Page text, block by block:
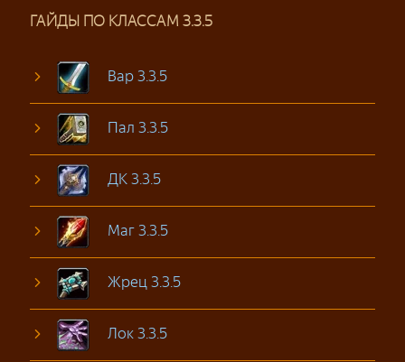
ГАЙДЫ ПО КЛАССАМ 3.3.5
Вар 3.3.5
Пал 3.3.5
ДК 3.3.5
Маг 3.3.5
Жрец 3.3.5
Лок 3.3.5